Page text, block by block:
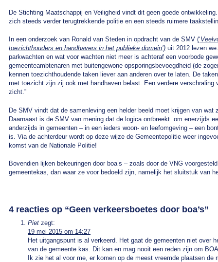
De Stichting Maatschappij en Veiligheid vindt dit geen goede
zich steeds verder terugtrekkende politie en een steeds ruimere
In een onderzoek van Ronald van Steden in opdracht van de SMV (‘
toezichthouders en handhavers in het publieke domein’) uit 2012 lezen
parkwachten en wat voor wachten niet meer is achteraf een voorbode
gemeenteambtenaren met buitengewone opsporingsbevoegdheid (de
kennen toezichthoudende taken liever aan anderen over te laten. De
met toezicht zijn zij ook met handhaven belast. Een verdere
zicht.”
De SMV vindt dat de samenleving een helder beeld moet krijgen van
Daarnaast is de SMV van mening dat de logica ontbreekt om enerzijds
anderzijds in gemeenten – in een ieders woon- en leefomgeving – een
is. Via de achterdeur wordt op deze wijze de Gemeentepolitie weer
komst van de Nationale Politie!
Bovendien lijken bekeuringen door boa’s – zoals door de VNG
gemeentekas, dan waar ze voor bedoeld zijn, namelijk het sluitstuk van
4 reacties op “Geen verkeersboetes door boa’s”
Piet zegt:
19 mei 2015 om 14:27
Het uitgangspunt is al verkeerd. Het gaat de gemeenten niet over
van de gemeente kas. Dit kan en mag nooit een reden zijn om
Ik zie het al voor me, er komen op de meest vreemde plaatsen de